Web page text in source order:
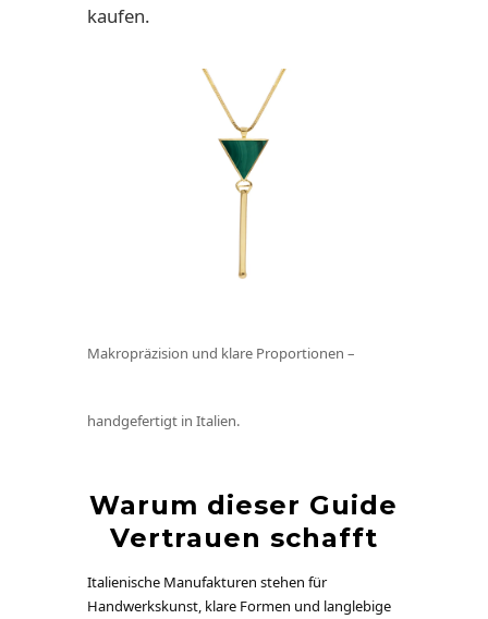
kaufen.
Makropräzision und klare Proportionen –
handgefertigt in Italien.
Warum dieser Guide
Vertrauen schafft
Italienische Manufakturen stehen für
Handwerkskunst, klare Formen und langlebige